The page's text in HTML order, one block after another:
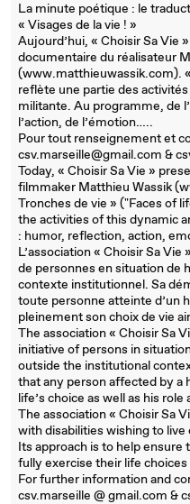
La minute poétique : le
« Visages de la vie ! »
Aujourd’hui, « Choisir Sa Vie
documentaire du réalisateur
(www.matthieuwassik.com).
reflète une partie des
militante. Au programme, de
l’action, de l’émotion…..
Pour tout renseignement et
csv.marseille@gmail.com &
Today, « Choisir Sa Vie »
filmmaker Matthieu Wassik
Tronches de vie » ("Faces of
the activities of this dynamic
: humor, reflection, action,
L’association « Choisir Sa Vie
de personnes en situation de
contexte institutionnel. Sa
toute personne atteinte d’un
pleinement son choix de vie
The association « Choisir Sa
initiative of persons in
outside the institutional
that any person affected by a
life’s choice as well as his role
The association « Choisir Sa
with disabilities wishing to
Its approach is to help ensure
fully exercise their life
For further information and
csv.marseille @ gmail.com &